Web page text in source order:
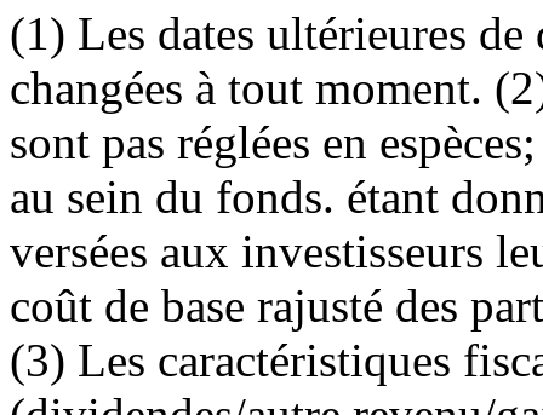
(1) Les dates ultérieures
changées à tout moment.
sont pas réglées en
au sein du fonds. étant
versées aux investisseurs
coût de base rajusté des
(3) Les caractéristiques